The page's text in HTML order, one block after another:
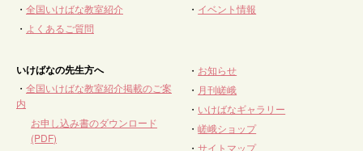
・ 全国いけばな教室紹介
・ よくあるご質問
・ イベント情報
いけばなの先生方へ
・ 全国いけばな教室紹介掲載のご案
内
お申し込み書のダウンロード
(PDF)
・ お知らせ
・ 月刊嵯峨
・ いけばなギャラリー
・嵯峨ショップ
・サイトマップ